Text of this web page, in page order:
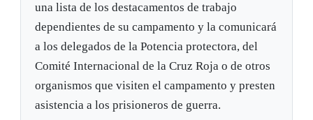
una lista de los destacamentos de trabajo
dependientes de su campamento y la comunicará
a los delegados de la Potencia protectora, del
Comité Internacional de la Cruz Roja o de otros
organismos que visiten el campamento y presten
asistencia a los prisioneros de guerra.